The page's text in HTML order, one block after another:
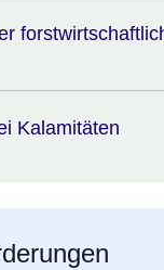
Kalamitäten